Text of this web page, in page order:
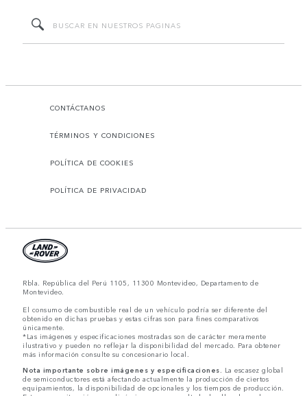
CONTÁCTANOS
TÉRMINOS Y CONDICIONES
POLÍTICA DE COOKIES
POLÍTICA DE PRIVACIDAD
Rbla. República del Perú 1105, 11300 Montevideo, Departamento de
Montevideo.
El consumo de combustible real de un vehículo podría ser diferente del
obtenido en dichas pruebas y estas cifras son para fines comparativos
únicamente.
*Las imágenes y especificaciones mostradas son de carácter meramente
ilustrativo y pueden no reflejar la disponibilidad del mercado. Para obtener
más información consulte su concesionario local.
Nota importante sobre imágenes y especificaciones. La escasez global
de semiconductores está afectando actualmente la producción de ciertos
equipamientos, la disponibilidad de opcionales y los tiempos de producción.